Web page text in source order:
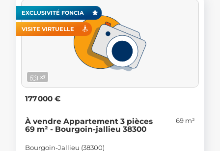
EXCLUSIVITÉ FONCIA
VISITE VIRTUELLE
x7
177 000 €
À vendre Appartement 3 pièces
69 m² - Bourgoin-jallieu 38300
69 m²
Bourgoin-Jallieu (38300)